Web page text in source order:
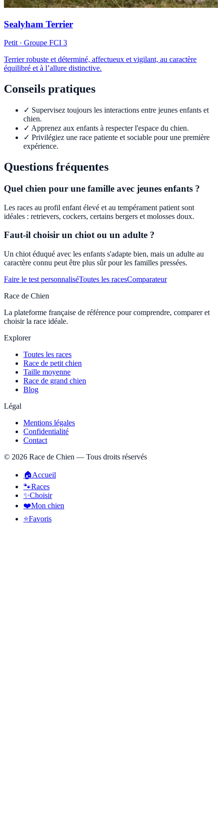
Sealyham Terrier
Petit · Groupe FCI 3
Terrier robuste et déterminé, affectueux et vigilant, au caractère
équilibré et à l’allure distinctive.
Conseils pratiques
✓ Supervisez toujours les interactions entre jeunes enfants et
chien.
✓ Apprenez aux enfants à respecter l'espace du chien.
✓ Privilégiez une race patiente et sociable pour une première
expérience.
Questions fréquentes
Quel chien pour une famille avec jeunes enfants ?
Les races au profil enfant élevé et au tempérament patient sont
idéales : retrievers, cockers, certains bergers et molosses doux.
Faut-il choisir un chiot ou un adulte ?
Un chiot éduqué avec les enfants s'adapte bien, mais un adulte au
caractère connu peut être plus sûr pour les familles pressées.
Faire le test personnaliséToutes les racesComparateur
Race de Chien
La plateforme française de référence pour comprendre, comparer et
choisir la race idéale.
Explorer
Toutes les races
Race de petit chien
Taille moyenne
Race de grand chien
Blog
Légal
Mentions légales
Confidentialité
Contact
© 2026 Race de Chien — Tous droits réservés
🏠Accueil
🐾Races
✨Choisir
❤️Mon chien
⭐Favoris